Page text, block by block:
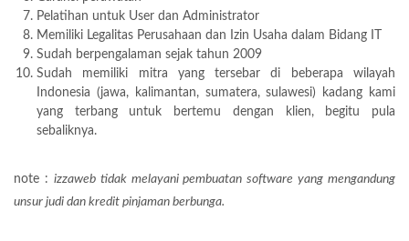
Pelatihan untuk User dan Administrator
Memiliki Legalitas Perusahaan dan Izin Usaha dalam Bidang IT
Sudah berpengalaman sejak tahun 2009
Sudah memiliki mitra yang tersebar di beberapa wilayah
Indonesia (jawa, kalimantan, sumatera, sulawesi) kadang kami
yang terbang untuk bertemu dengan klien, begitu pula
sebaliknya.
note : izzaweb tidak melayani pembuatan software yang mengandung
unsur judi dan kredit pinjaman berbunga.